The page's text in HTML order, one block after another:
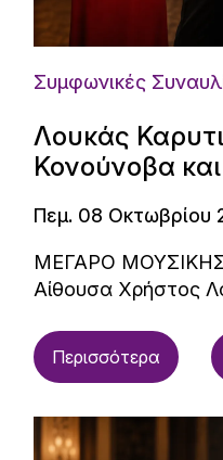
Συμφωνικές
Λουκάς
Κονούνοβα
Πεμ. 08 Οκτωβρίου
ΜΕΓΑΡΟ
Αίθουσα Χρήστος
Περισσότερα